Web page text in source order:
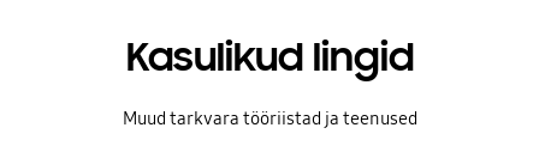
Kasulikud lingid
Muud tarkvara tööriistad ja teenused